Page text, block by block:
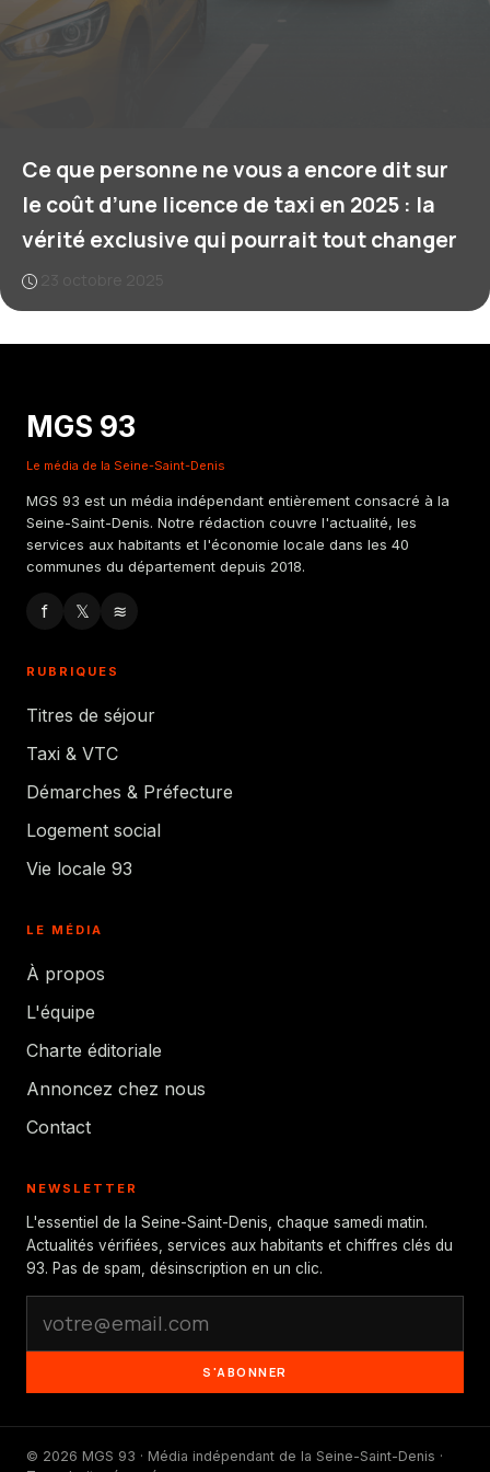
Ce que personne ne vous a encore dit sur
le coût d’une licence de taxi en 2025 : la
vérité exclusive qui pourrait tout changer
MGS 93
Le média de la Seine-Saint-Denis
MGS 93 est un média indépendant entièrement consacré à la
Seine-Saint-Denis. Notre rédaction couvre l'actualité, les
services aux habitants et l'économie locale dans les 40
communes du département depuis 2018.
f 𝕏 ≋
RUBRIQUES
Titres de séjour
Taxi & VTC
Démarches & Préfecture
Logement social
Vie locale 93
LE MÉDIA
À propos
L'équipe
Charte éditoriale
Annoncez chez nous
Contact
NEWSLETTER
L'essentiel de la Seine-Saint-Denis, chaque samedi matin.
Actualités vérifiées, services aux habitants et chiffres clés du
93. Pas de spam, désinscription en un clic.
S'ABONNER
© 2026 MGS 93 · Média indépendant de la Seine-Saint-Denis ·